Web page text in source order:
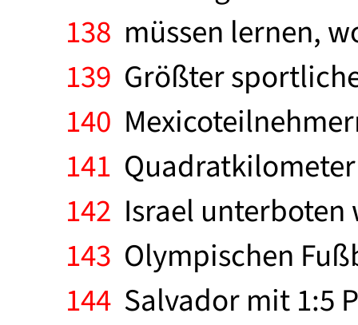
138 müssen lernen,
139 Größter
140
141
142 Israel
143 Olympischen
144 Salvador mit 1:5